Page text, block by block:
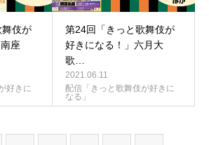
伎が
座
好きに
第24回「きっと歌舞伎が
好きになる！」六月大
歌…
2021.06.11
配信「きっと歌舞伎が好きに
なる」